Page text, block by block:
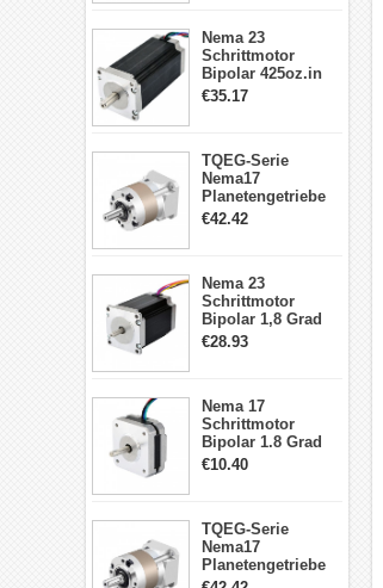
Nema 23
Schrittmotor
Bipolar 425oz.in
4.2A 57x57x114mm
€35.17
TQEG-Serie
Nema17
Planetengetriebe
5:1 Spiel 15Arc-
€42.42
Nema 23
Schrittmotor
Bipolar 1,8 Grad
2,83Nm 4 A 2,26V
€28.93
Nema 17
Schrittmotor
Bipolar 1.8 Grad
8.7Ncm 1A 3.5V 4
€10.40
TQEG-Serie
Nema17
Planetengetriebe
10:1 Spiel 15Arc-